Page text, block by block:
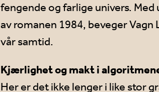
fengende og farlige univers.
av romanen 1984, beveger
vår samtid.
Kjærlighet og makt i
Her er det ikke lenger i like stor